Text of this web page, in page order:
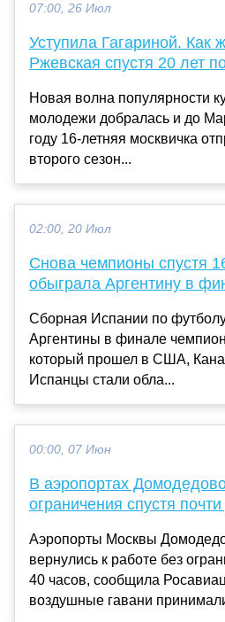
07:00, 26 Июл
Уступила Гагариной. Как
Ржевская спустя 20 лет
Новая волна популярности
молодежи добралась и до
году 16-летняя москвичка
второго сезон...
02:00, 20 Июл
Снова чемпионы спустя
обыграла Аргентину в
Сборная Испании по
Аргентины в финале
который прошел в США,
Испанцы стали обла...
00:00, 07 Июн
В аэропортах
ограничения спустя
Аэропорты Москвы
вернулись к работе без
40 часов, сообщила
воздушные гавани